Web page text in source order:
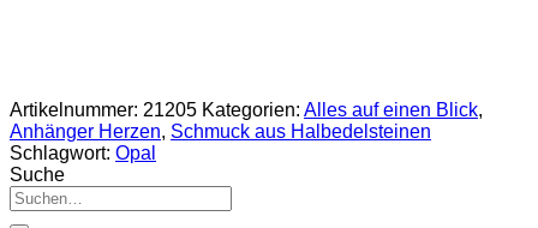
Artikelnummer: 21205 Kategorien: Alles auf einen Blick,
Anhänger Herzen, Schmuck aus Halbedelsteinen
Schlagwort: Opal
Suche
Suche
nach: